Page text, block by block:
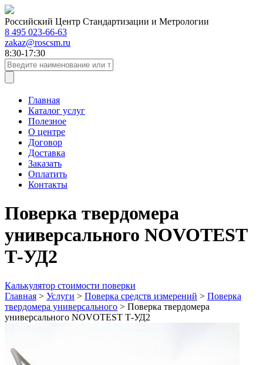
Российский Центр Стандартизации и Метрологии
8 495 023-66-63
zakaz@roscsm.ru
8:30-17:30
Главная
Каталог услуг
Полезное
О центре
Договор
Доставка
Заказать
Оплатить
Контакты
Поверка твердомера
универсального NOVOTEST
Т-УД2
Калькулятор стоимости поверки
Главная > Услуги > Поверка средств измерений > Поверка
твердомера универсального > Поверка твердомера
универсального NOVOTEST Т-УД2